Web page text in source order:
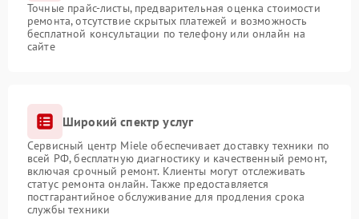
Точные прайс-листы, предварительная оценка стоимости
ремонта, отсутствие скрытых платежей и возможность
бесплатной консультации по телефону или онлайн на
сайте
Широкий спектр услуг
Сервисный центр Miele обеспечивает доставку техники по
всей РФ, бесплатную диагностику и качественный ремонт,
включая срочный ремонт. Клиенты могут отслеживать
статус ремонта онлайн. Также предоставляется
постгарантийное обслуживание для продления срока
службы техники